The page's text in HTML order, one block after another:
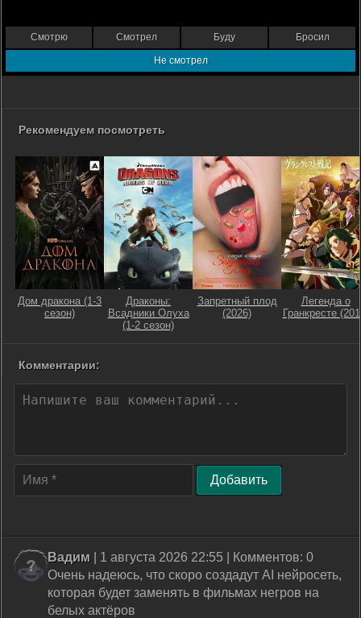
Смотрю Смотрел Буду Бросил
Не смотрел
Рекомендуем посмотреть
Дом дракона (1-3
сезон)
Драконы:
Всадники Олуха
(1-2 сезон)
Запретный плод
(2026)
Легенда о
Гранкресте
Комментарии:
Добавить
Вадим | 1 августа 2026 22:55 | Комментов: 0
Очень надеюсь, что скоро создадут AI нейросеть,
которая будет заменять в фильмах негров на
белых актёров